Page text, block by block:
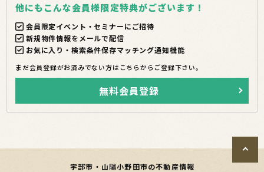
他にもこんな会員様限定特典がございます！
会員限定イベント・セミナーにご招待
新規物件情報をメールで配信
お気に入り・検索条件保存マッチング通知機能
まだ会員登録がお済みでない方はこちらからご登録下さい。
無料会員登録
宇部市・山陽小野田市の不動産情報